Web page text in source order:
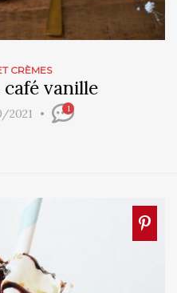
CRÈMES
vanille
2021 1